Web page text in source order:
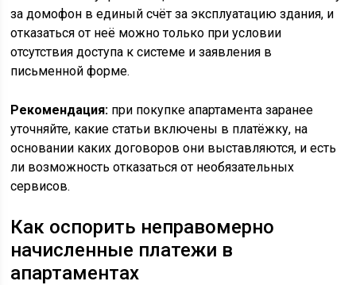
за домофон в единый счёт за эксплуатацию здания, и
отказаться от неё можно только при условии
отсутствия доступа к системе и заявления в
письменной форме.
Рекомендация: при покупке апартамента заранее
уточняйте, какие статьи включены в платёжку, на
основании каких договоров они выставляются, и есть
ли возможность отказаться от необязательных
сервисов.
Как оспорить неправомерно
начисленные платежи в
апартаментах